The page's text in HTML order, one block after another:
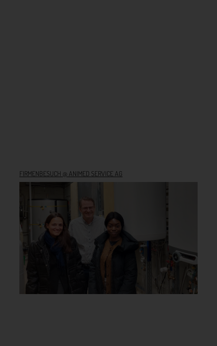
FIRMENBESUCH @ ANIMED SERVICE AG